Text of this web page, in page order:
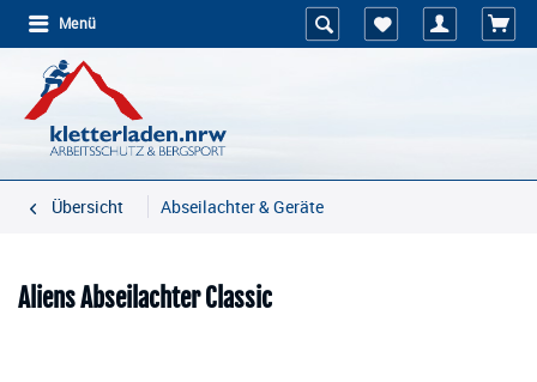
Menü
Übersicht Abseilachter & Geräte
Aliens Abseilachter Classic